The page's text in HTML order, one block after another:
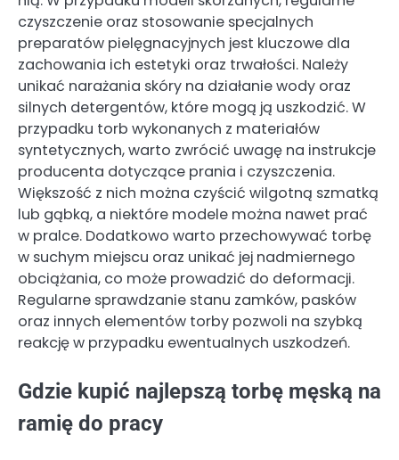
czyszczenie oraz stosowanie specjalnych
preparatów pielęgnacyjnych jest kluczowe dla
zachowania ich estetyki oraz trwałości. Należy
unikać narażania skóry na działanie wody oraz
silnych detergentów, które mogą ją uszkodzić. W
przypadku torb wykonanych z materiałów
syntetycznych, warto zwrócić uwagę na instrukcje
producenta dotyczące prania i czyszczenia.
Większość z nich można czyścić wilgotną szmatką
lub gąbką, a niektóre modele można nawet prać
w pralce. Dodatkowo warto przechowywać torbę
w suchym miejscu oraz unikać jej nadmiernego
obciążania, co może prowadzić do deformacji.
Regularne sprawdzanie stanu zamków, pasków
oraz innych elementów torby pozwoli na szybką
reakcję w przypadku ewentualnych uszkodzeń.
Gdzie kupić najlepszą torbę męską na
ramię do pracy